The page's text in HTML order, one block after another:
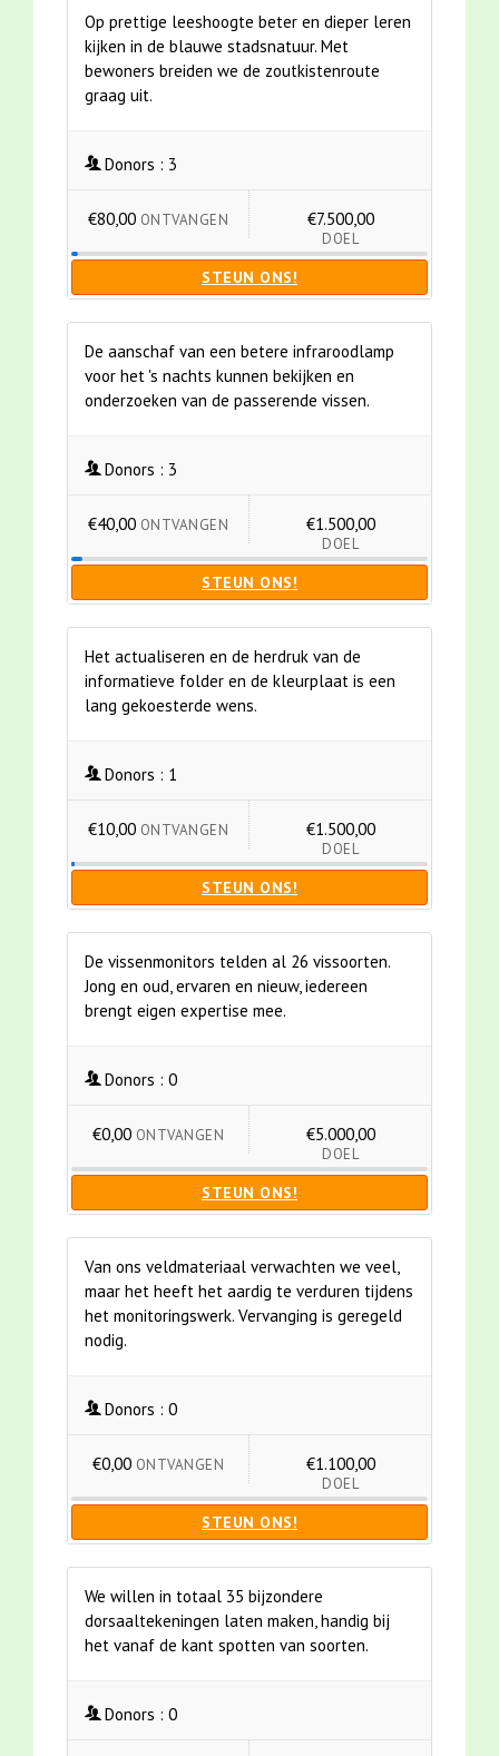
Op prettige leeshoogte beter en dieper leren
kijken in de blauwe stadsnatuur. Met
bewoners breiden we de zoutkistenroute
graag uit.
Donors : 3
€80,00 ONTVANGEN €7.500,00
DOEL
STEUN ONS!
De aanschaf van een betere infraroodlamp
voor het 's nachts kunnen bekijken en
onderzoeken van de passerende vissen.
Donors : 3
€40,00 ONTVANGEN €1.500,00
DOEL
STEUN ONS!
Het actualiseren en de herdruk van de
informatieve folder en de kleurplaat is een
lang gekoesterde wens.
Donors : 1
€10,00 ONTVANGEN €1.500,00
DOEL
STEUN ONS!
De vissenmonitors telden al 26 vissoorten.
Jong en oud, ervaren en nieuw, iedereen
brengt eigen expertise mee.
Donors : 0
€0,00 ONTVANGEN €5.000,00
DOEL
STEUN ONS!
Van ons veldmateriaal verwachten we veel,
maar het heeft het aardig te verduren tijdens
het monitoringswerk. Vervanging is geregeld
nodig.
Donors : 0
€0,00 ONTVANGEN €1.100,00
DOEL
STEUN ONS!
We willen in totaal 35 bijzondere
dorsaaltekeningen laten maken, handig bij
het vanaf de kant spotten van soorten.
Donors : 0